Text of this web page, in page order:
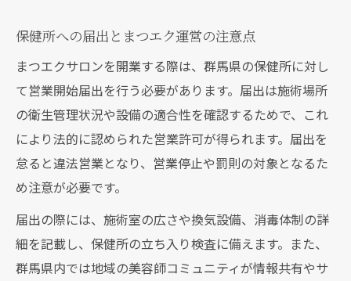
保健所への届出とまつエク運営の注意点
まつエクサロンを開業する際は、群馬県の保健所に対し
て営業開始届出を行う必要があります。届出は施術場所
の衛生管理状況や設備の適合性を確認するためで、これ
により法的に認められた営業許可が得られます。届出を
怠ると違法営業となり、営業停止や罰則の対象となるた
め注意が必要です。
届出の際には、施術室の広さや換気設備、消毒体制の詳
細を記載し、保健所の立ち入り検査に備えます。また、
群馬県内では地域の美容師コミュニティが情報共有やサ